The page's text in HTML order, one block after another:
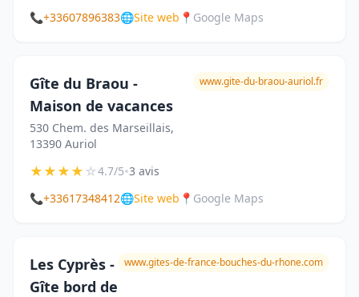
📞+33607896383🌐Site web 📍 Google Maps
Gîte du Braou -
Maison de vacances
530 Chem. des Marseillais,
13390 Auriol
www.gite-du-braou-auriol.fr
★★★★☆4.7/5•3 avis
📞+33617348412🌐Site web 📍 Google Maps
Les Cyprès -
Gîte bord de
www.gites-de-france-bouches-du-rhone.com